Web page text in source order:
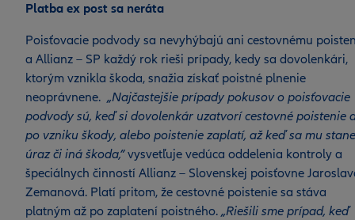
Platba ex post sa neráta
Poisťovacie podvody sa nevyhýbajú ani cestovnému
a Allianz – SP každý rok rieši prípady, kedy sa dovolenkári,
ktorým vznikla škoda, snažia získať poistné plnenie
neoprávnene. „Najčastejšie prípady pokusov o poisťovacie
podvody sú, keď si dovolenkár uzatvorí cestovné poistenie
po vzniku škody, alebo poistenie zaplatí, až keď sa mu stane
úraz či iná škoda,”vysvetľuje vedúca oddelenia kontroly a
špeciálnych činností Allianz – Slovenskej poisťovne
Zemanová. Platí pritom, že cestovné poistenie sa stáva
platným až po zaplatení poistného. „Riešili sme prípad, keď